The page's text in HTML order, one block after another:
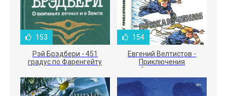
153
Рэй Брэдбери - 451
градус по Фаренгейту
154
Евгений Велтистов -
Приключения
Электроника